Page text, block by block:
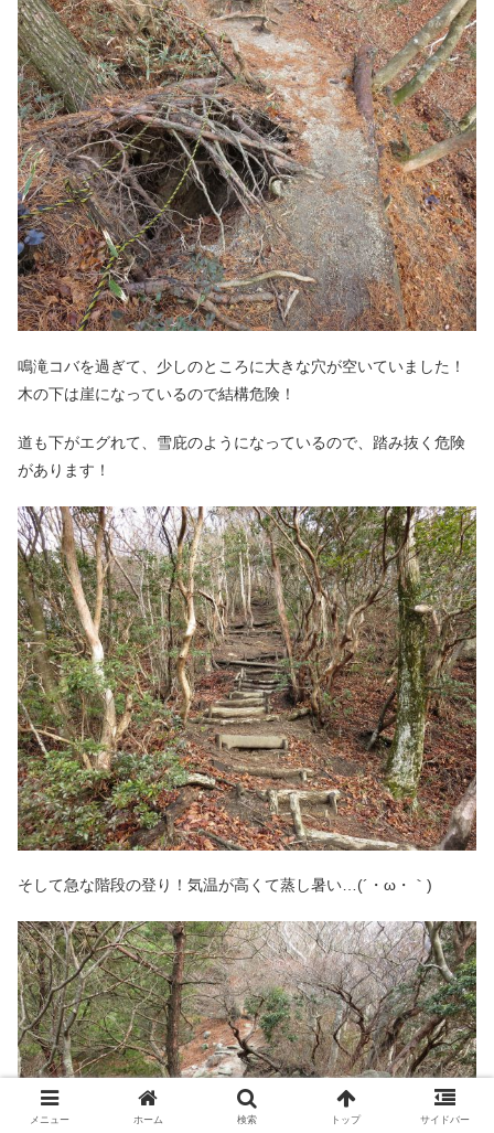
鳴滝コバを過ぎて、少しのところに大きな穴が空いていました！
木の下は崖になっているので結構危険！
道も下がエグれて、雪庇のようになっているので、踏み抜く危険
があります！
そして急な階段の登り！気温が高くて蒸し暑い…(´・ω・｀)
メニュー ホーム 検索 トップ サイドバー